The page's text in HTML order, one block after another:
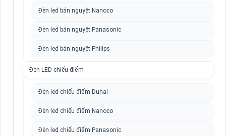
Đèn led bán nguyệt Nanoco
Đèn led bán nguyệt Panasonic
Đèn led bán nguyệt Philips
Đèn LED chiếu điểm
Đèn led chiếu điểm Duhal
Đèn led chiếu điểm Nanoco
Đèn led chiếu điểm Panasonic